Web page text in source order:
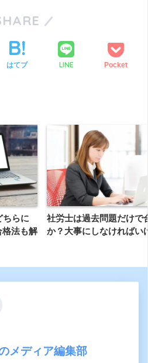
はてブ LINE Pocket
ちらに
格法も解
社労士は過去問題だけで
か？大事にしなければい
メディア編集部